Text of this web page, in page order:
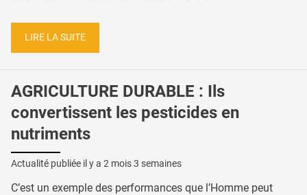
LIRE LA SUITE
AGRICULTURE DURABLE : Ils
convertissent les pesticides en
nutriments
Actualité publiée il y a 2 mois 3 semaines
C’est un exemple des performances que l’Homme peut